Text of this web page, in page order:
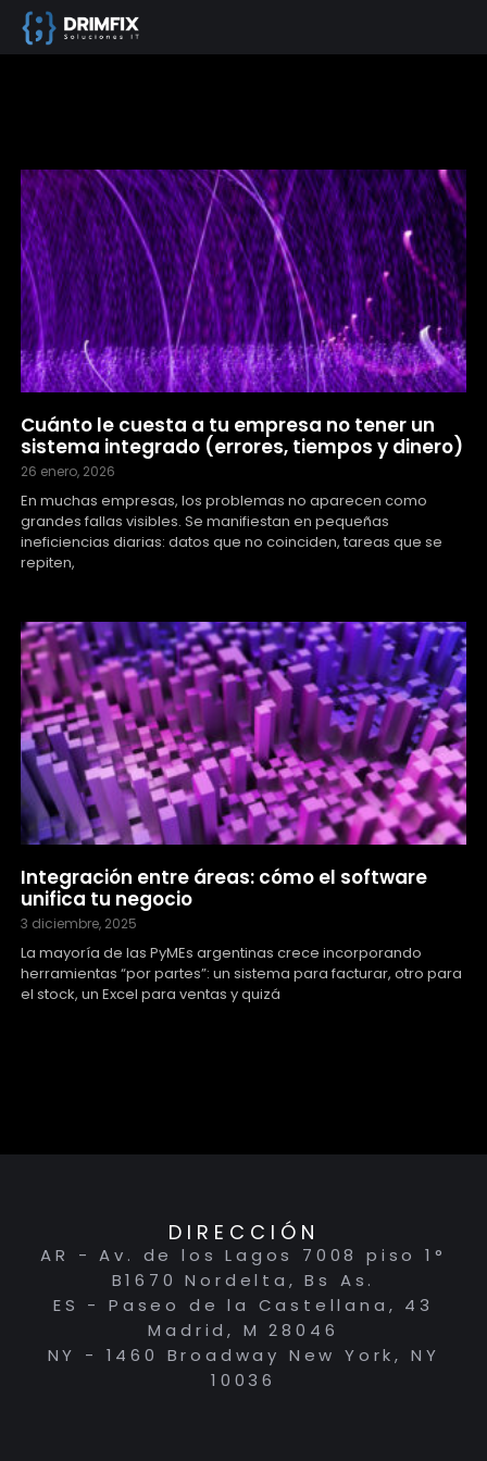
Cuánto le cuesta a tu empresa no tener un
sistema integrado (errores, tiempos y dinero)
26 enero, 2026
En muchas empresas, los problemas no aparecen como
grandes fallas visibles. Se manifiestan en pequeñas
ineficiencias diarias: datos que no coinciden, tareas que se
repiten,
Integración entre áreas: cómo el software
unifica tu negocio
3 diciembre, 2025
La mayoría de las PyMEs argentinas crece incorporando
herramientas “por partes”: un sistema para facturar, otro para
el stock, un Excel para ventas y quizá
DIRECCIÓN
AR - Av. de los Lagos 7008 piso 1°
B1670 Nordelta, Bs As.
ES - Paseo de la Castellana, 43
Madrid, M 28046
NY - 1460 Broadway New York, NY
10036